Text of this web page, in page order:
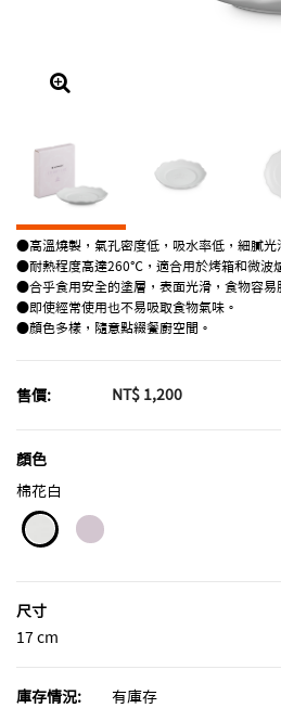
●高溫燒製，氣孔密度低，吸水率低，細膩光
●耐熱程度高達260℃，適合用於烤箱和微波
●合乎食用安全的塗層，表面光滑，食物容易
●即使經常使用也不易吸取食物氣味。
●顏色多樣，隨意點綴餐廚空間。
售價: NT$ 1,200
顏色
棉花白
尺寸
17 cm
庫存情況: 有庫存